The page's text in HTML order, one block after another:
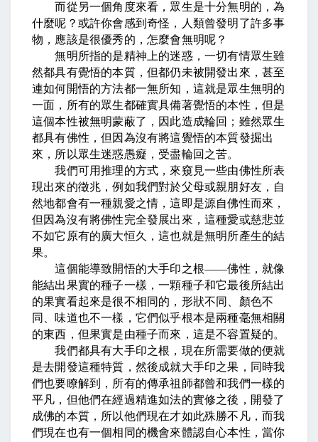
而從另一個角度來看，眾生是十分無明的，為
什麼呢？或許你會感到奇怪，人類曾發明了許多事
物，應該是很優秀的，怎麼會無明呢？
無明所指的是精神上的迷惑，一切有情眾生雖
然都具有覺悟的本質，但都仍未被開發出來，甚至
連如何開悟的方法都一無所知，這就是眾生無明的
一面，所有的眾生都確實具備著覺悟的本性，但是
這個本性被無明蒙蔽了，因此造成輪回；雖然眾生
都具有佛性，但因為沒有將這覺悟的本質發掘出
來，所以眾生迷惑愚癡，受盡輪回之苦。
我們可用推理的方式，來窺見一些由佛性所表
現出來的徵兆，例如我們對於父母或親朋好友，自
然地都會有一種親愛之情，這即是源自佛性而來，
但因為沒有將佛性完全發展出來，這種愛或慈悲並
不如它原有的廣大恒久，這也就是無明所產生的結
果。
這個能導致開悟的大手印之根——佛性，就像
能結出果實的種子一樣，一顆種子和它最後所結出
的果實看起來是很不相同的，形狀不同、顏色不
同、味道也不一樣，它們似乎根本是兩種毫無相關
的東西，但果實是由種子而來，這是不容置疑的。
我們都具有大手印之根，現在所需要做的便就
是去開發這種特質，然後成就大手印之果，同時我
們也要瞭解到，所有的傳承祖師都曾和我們一樣的
平凡，但他們在經過精進如法的實修之後，開發了
成佛的本質，所以他們現在才如此殊勝不凡，而我
們現在也有一個相同的機會來體認自心本性，當你